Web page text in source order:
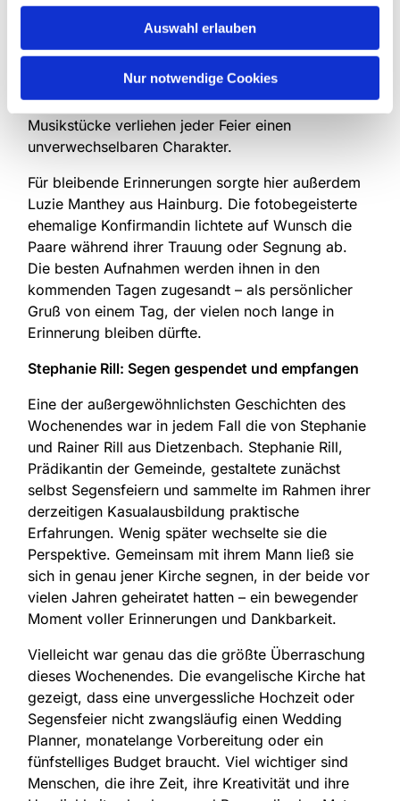
Auswahl erlauben
Nur notwendige Cookies
Dekanatskantorin Dorothea Baumann gemeinsam
mit einer Harfenistin und einer Sopranistin jede
Trauung und Segnung individuell musikalisch
gestaltete. Die sorgfältig ausgewählten
Musikstücke verliehen jeder Feier einen
unverwechselbaren Charakter.
Für bleibende Erinnerungen sorgte hier außerdem
Luzie Manthey aus Hainburg. Die fotobegeisterte
ehemalige Konfirmandin lichtete auf Wunsch die
Paare während ihrer Trauung oder Segnung ab.
Die besten Aufnahmen werden ihnen in den
kommenden Tagen zugesandt – als persönlicher
Gruß von einem Tag, der vielen noch lange in
Erinnerung bleiben dürfte.
Stephanie Rill: Segen gespendet und empfangen
Eine der außergewöhnlichsten Geschichten des
Wochenendes war in jedem Fall die von Stephanie
und Rainer Rill aus Dietzenbach. Stephanie Rill,
Prädikantin der Gemeinde, gestaltete zunächst
selbst Segensfeiern und sammelte im Rahmen ihrer
derzeitigen Kasualausbildung praktische
Erfahrungen. Wenig später wechselte sie die
Perspektive. Gemeinsam mit ihrem Mann ließ sie
sich in genau jener Kirche segnen, in der beide vor
vielen Jahren geheiratet hatten – ein bewegender
Moment voller Erinnerungen und Dankbarkeit.
Vielleicht war genau das die größte Überraschung
dieses Wochenendes. Die evangelische Kirche hat
gezeigt, dass eine unvergessliche Hochzeit oder
Segensfeier nicht zwangsläufig einen Wedding
Planner, monatelange Vorbereitung oder ein
fünfstelliges Budget braucht. Viel wichtiger sind
Menschen, die ihre Zeit, ihre Kreativität und ihre